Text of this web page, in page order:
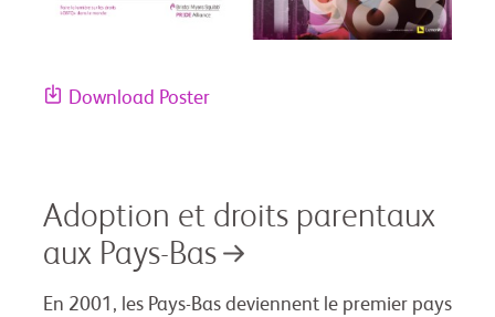
Download Poster
Adoption et droits parentaux
aux Pays-Bas
En 2001, les Pays-Bas deviennent le premier pays